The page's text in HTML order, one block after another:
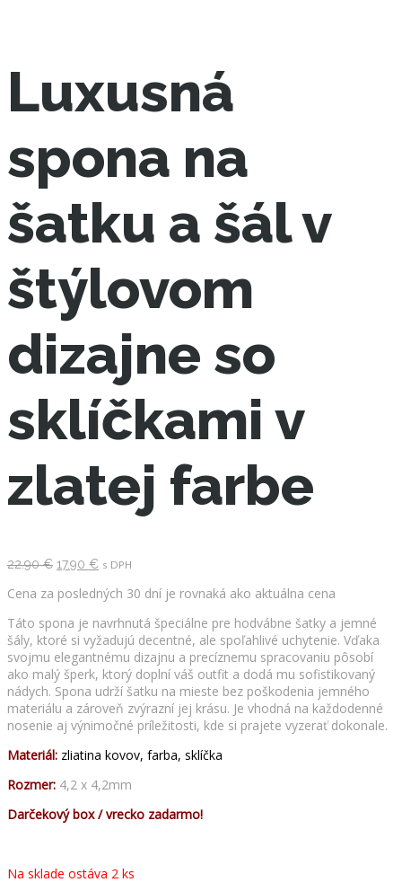
Luxusná
spona na
šatku a šál v
štýlovom
dizajne so
sklíčkami v
zlatej farbe
22.90€ Pôvodná
bola:
22.90 €.
17.90 € Aktuálna
je:
17.90 €.
s DPH
Cena za posledných 30 dní je rovnaká ako aktuálna cena
Táto spona je navrhnutá špeciálne pre hodvábne šatky a jemné
šály, ktoré si vyžadujú decentné, ale spoľahlivé uchytenie. Vďaka
svojmu elegantnému dizajnu a precíznemu spracovaniu pôsobí
ako malý šperk, ktorý doplní váš outfit a dodá mu sofistikovaný
nádych. Spona udrží šatku na mieste bez poškodenia jemného
materiálu a zároveň zvýrazní jej krásu. Je vhodná na každodenné
nosenie aj výnimočné príležitosti, kde si prajete vyzerať dokonale.
Materiál: zliatina kovov, farba, sklíčka
Rozmer: 4,2 x 4,2mm
Darčekový box / vrecko zadarmo!
Na sklade ostáva 2 ks